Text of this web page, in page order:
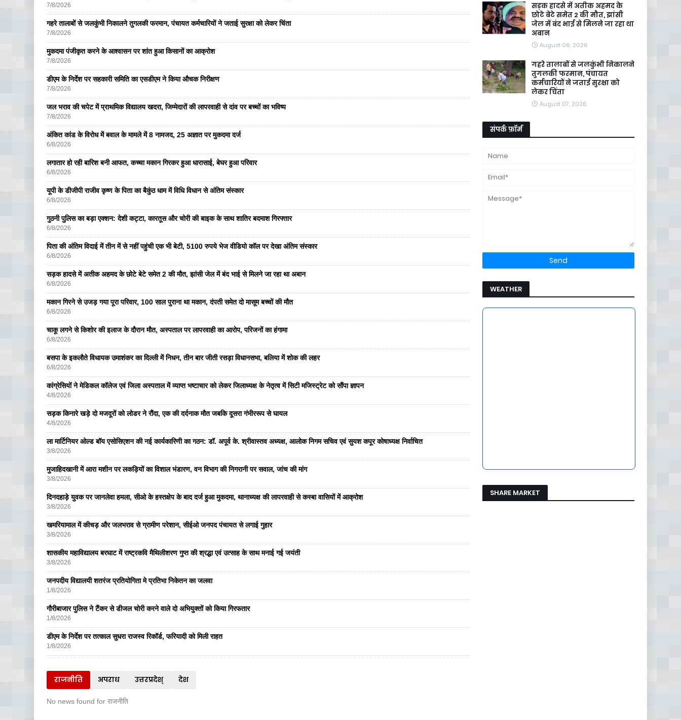
7/8/2026
गहरे तालाबों से जलकुंभी निकालने तुगलकी फरमान, पंचायत कर्मचारियों ने जताई सुरक्षा को लेकर चिंता
7/8/2026
मुकदमा पंजीकृत करने के आश्वासन पर शांत हुआ किसानों का आक्रोश
7/8/2026
डीएम के निर्देश पर सहकारी समिति का एसडीएम ने किया औचक निरीक्षण
7/8/2026
जल भराव की चपेट में प्राथमिक विद्यालय खदरा, जिम्मेदारों की लापरवाही से दांव पर बच्चों का भविष्य
7/8/2026
अंकित कांड के विरोध में बवाल के मामले में 8 नामजद, 25 अज्ञात पर मुकदमा दर्ज
6/8/2026
लगातार हो रही बारिश बनी आफत, कच्चा मकान गिरकर हुआ धारासाई, बेघर हुआ परिवार
6/8/2026
यूपी के डीजीपी राजीव कृष्ण के पिता का बैकुंठ धाम में विधि विधान से अंतिम संस्कार
6/8/2026
गुठनी पुलिस का बड़ा एक्शन: देशी कट्टा, कारतूस और चोरी की बाइक के साथ शातिर बदमाश गिरफ्तार
6/8/2026
पिता की अंतिम विदाई में तीन में से नहीं पहुंची एक भी बेटी, 5100 रुपये भेज वीडियो कॉल पर देखा अंतिम संस्कार
6/8/2026
सड़क हादसे में अतीक अहमद के छोटे बेटे समेत 2 की मौत, झांसी जेल में बंद भाई से मिलने जा रहा था अबान
6/8/2026
मकान गिरने से उजड़ गया पूरा परिवार, 100 साल पुराना था मकान, दंपती समेत दो मासूम बच्चों की मौत
6/8/2026
चाकू लगने से किशोर की इलाज के दौरान मौत, अस्पताल पर लापरवाही का आरोप, परिजनों का हंगामा
6/8/2026
बसपा के इकलाैते विधायक उमाशंकर का दिल्ली में निधन, तीन बार जीती रसड़ा विधानसभा, बलिया में शोक की लहर
6/8/2026
कांग्रेसियों ने मेडिकल कॉलेज एवं जिला अस्पताल में व्याप्त भष्टाचार को लेकर जिलाध्यक्ष के नेतृत्व में सिटी मजिस्ट्रेट को सौंपा ज्ञापन
4/8/2026
सड़क किनारे खड़े दो मजदूरों को लोडर ने रौंदा, एक की दर्दनाक मौत जबकि दूसरा गंभीररूप से घायल
4/8/2026
ला मार्टिनियर ओल्ड बॉय एसोसिएशन की नई कार्यकारिणी का गठन: डॉ. अपूर्व के. श्रीवास्तव अध्यक्ष, आलोक निगम सचिव एवं सुयश कपूर कोषाध्यक्ष निर्वाचित
3/8/2026
मुजाहिदखानी में आरा मशीन पर लकड़ियों का विशाल भंडारण, वन विभाग की निगरानी पर सवाल, जांच की मांग
3/8/2026
दिनदहाड़े युवक पर जानलेवा हमला, सीओ के हस्तक्षेप के बाद दर्ज हुआ मुकदमा, थानाध्यक्ष की लापरवाही से कस्बा वासियों में आक्रोश
3/8/2026
खमरियामाल में कीचड़ और जलभराव से ग्रामीण परेशान, सीईओ जनपद पंचायत से लगाई गुहार
3/8/2026
शासकीय महाविद्यालय बरघाट में राष्ट्रकवि मैथिलीशरण गुप्त की श्रद्धा एवं उत्साह के साथ मनाई गई जयंती
3/8/2026
जनपदीय विद्यालयी शतरंज प्रतियोगिता मे प्रतिभा निकेतन का जलवा
1/8/2026
गौरीबाजार पुलिस ने टैंकर से डीजल चोरी करने वाले दो अभियुक्तों को किया गिरफतार
1/8/2026
डीएम के निर्देश पर तत्काल सुधरा राजस्व रिकॉर्ड, फरियादी को मिली राहत
1/8/2026
राजनीति अपराध उत्तरप्रदेश् देश
No news found for राजनीति
सड़क हादसे में अतीक अहमद के
छोटे बेटे समेत 2 की मौत, झांसी
जेल में बंद भाई से मिलने जा रहा था
अबान
August 06, 2026
गहरे तालाबों से जलकुंभी निकालने
तुगलकी फरमान, पंचायत
कर्मचारियों ने जताई सुरक्षा को
लेकर चिंता
August 07, 2026
संपर्क फ़ॉर्म
WEATHER
SHARE MARKET